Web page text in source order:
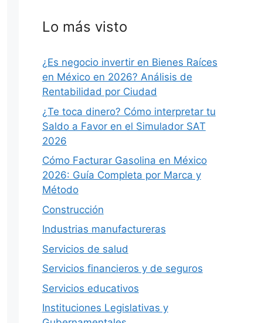
Lo más visto
¿Es negocio invertir en Bienes Raíces
en México en 2026? Análisis de
Rentabilidad por Ciudad
¿Te toca dinero? Cómo interpretar tu
Saldo a Favor en el Simulador SAT
2026
Cómo Facturar Gasolina en México
2026: Guía Completa por Marca y
Método
Construcción
Industrias manufactureras
Servicios de salud
Servicios financieros y de seguros
Servicios educativos
Instituciones Legislativas y